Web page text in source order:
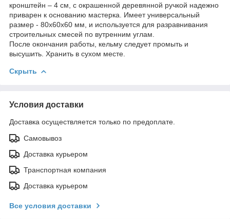
кронштейн – 4 см, с окрашенной деревянной ручкой надежно
приварен к основанию мастерка. Имеет универсальный
размер - 80х60х60 мм, и используется для разравнивания
строительных смесей по вутренним углам.
После окончания работы, кельму следует промыть и
высушить. Хранить в сухом месте.
Скрыть
Условия доставки
Доставка осуществляется только по предоплате.
Самовывоз
Доставка курьером
Транспортная компания
Доставка курьером
Все условия доставки